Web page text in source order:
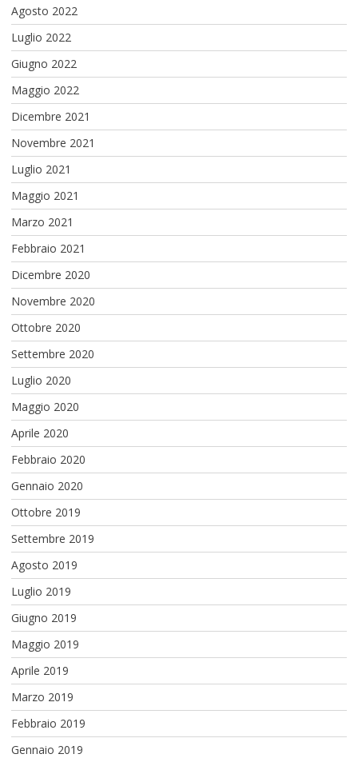
Agosto 2022
Luglio 2022
Giugno 2022
Maggio 2022
Dicembre 2021
Novembre 2021
Luglio 2021
Maggio 2021
Marzo 2021
Febbraio 2021
Dicembre 2020
Novembre 2020
Ottobre 2020
Settembre 2020
Luglio 2020
Maggio 2020
Aprile 2020
Febbraio 2020
Gennaio 2020
Ottobre 2019
Settembre 2019
Agosto 2019
Luglio 2019
Giugno 2019
Maggio 2019
Aprile 2019
Marzo 2019
Febbraio 2019
Gennaio 2019